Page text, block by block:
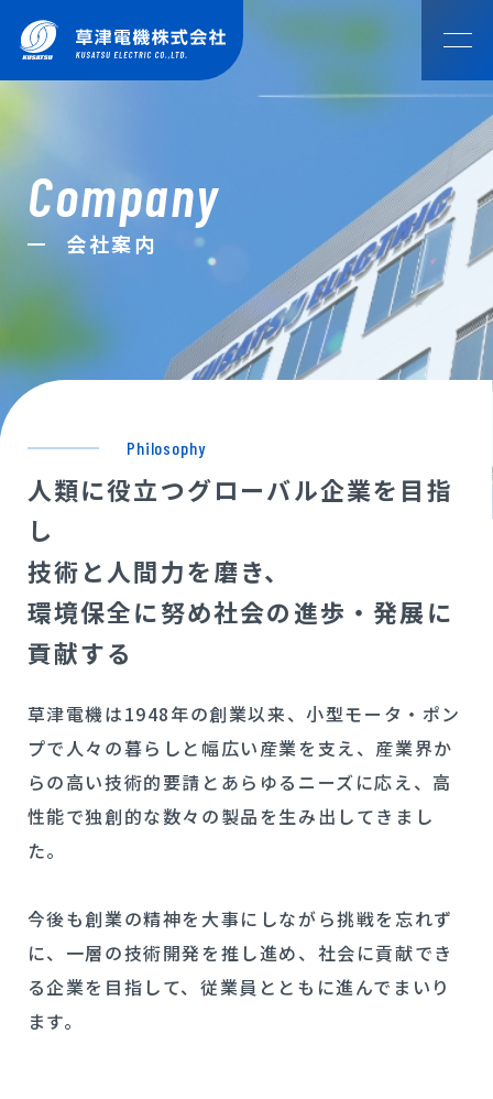
COMPAN
会社案内
View top
ご挨拶
会社概要・
アクセス
会社沿革
ESG・
SDGsへの
草津電機グ
ループ
アスリート
社員
NEWS
お知らせ
OUR SOLUTION
MOTOR CUSTOMIZE
DISCOVERY
こんなところで草津電機
COMPANY
会社案内
RECRUIT
採用サイト
CONTACT
お問い合わせ一覧
製品に関するお問い合わせ
当社に関するお問い合わせ
プライバシーポリシー
Company
会社案内
Philosophy
人類に役立つグローバル企業を目指
し
技術と人間力を磨き、
環境保全に努め社会の進歩・発展に
貢献する
草津電機は1948年の創業以来、小型モータ・ポン
プで人々の暮らしと幅広い産業を支え、産業界か
らの高い技術的要請とあらゆるニーズに応え、高
性能で独創的な数々の製品を生み出してきまし
た。
今後も創業の精神を大事にしながら挑戦を忘れず
に、一層の技術開発を推し進め、社会に貢献でき
る企業を目指して、従業員とともに進んでまいり
ます。